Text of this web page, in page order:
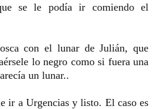
se le podía ir comiendo el
con el lunar de Julián, que
lo negro como si fuera una
un lunar..
ir a Urgencias y listo. El caso es